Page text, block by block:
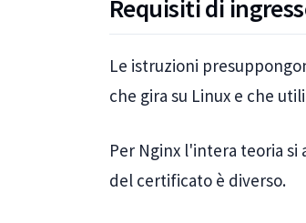
Requisiti di
Le istruzioni
che gira su Linux e che
Per Nginx l'intera teoria
del certificato è diverso.